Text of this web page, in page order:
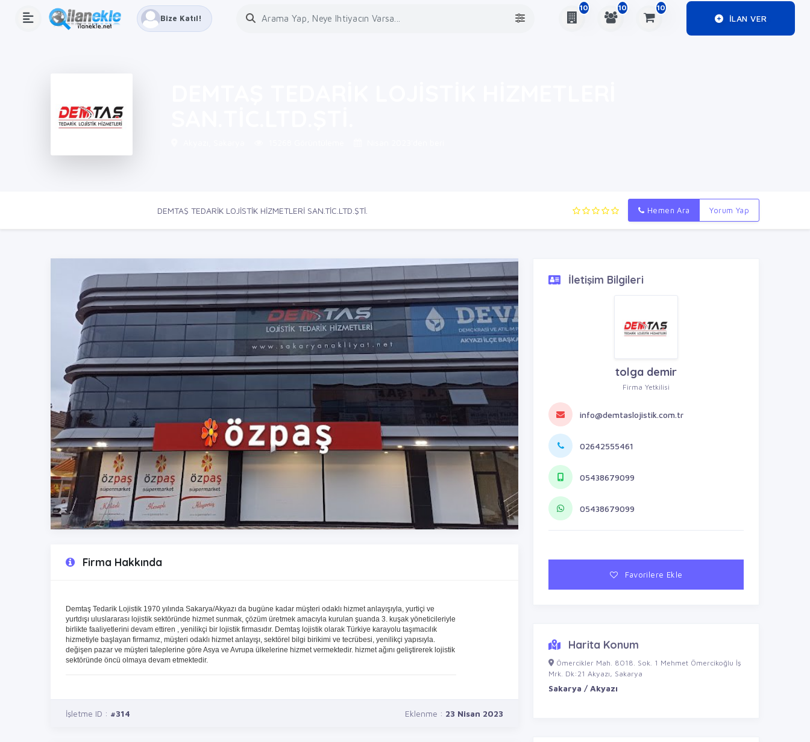
Bize Katıl!
10 10 10
ILAN VER
DEMTAŞ TEDARİK LOJİSTİK HİZMETLERİ SAN.TİC.LTD.ŞTİ. Hemen Ara Yorum Yap
Firma Hakkında
Demtaş Tedarik Lojistik 1970 yılında Sakarya/Akyazı da bugüne kadar müşteri odaklı hizmet anlayışıyla, yurtiçi ve
yurtdışı uluslararası lojistik sektöründe hizmet sunmak, çözüm üretmek amacıyla kurulan şuanda 3. kuşak yöneticileriyle
birlikte faaliyetlerini devam ettiren , yenilikçi bir lojistik firmasıdır. Demtaş lojistik olarak Türkiye karayolu taşımacılık
hizmetiyle başlayan firmamız, müşteri odaklı hizmet anlayışı, sektörel bilgi birikimi ve tecrübesi, yenilikçi yapısıyla.
değişen pazar ve müşteri taleplerine göre Asya ve Avrupa ülkelerine hizmet vermektedir. hizmet ağını geliştirerek lojistik
sektöründe öncü olmaya devam etmektedir.
İşletme ID : #314 Eklenme : 23 Nisan 2023
İletişim Bilgileri
tolga demir
Firma Yetkilisi
info@demtaslojistik.com.tr
02642555461
05438679099
05438679099
Favorilere Ekle
Harita Konum
Ömercikler Mah. 8018. Sok. 1 Mehmet Ömercikoğlu İş
Mrk. Dk:21 Akyazı, Sakarya
Sakarya / Akyazı